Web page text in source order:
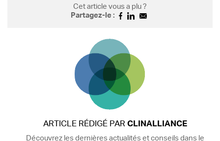
Cet article vous a plu ?
Partagez-le :
ARTICLE RÉDIGÉ PAR CLINALLIANCE
Découvrez les dernières actualités et conseils dans le